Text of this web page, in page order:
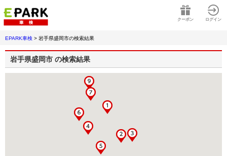
クーポン ログイン
EPARK車検 > 岩手県盛岡市の検索結果
岩手県盛岡市 の検索結果